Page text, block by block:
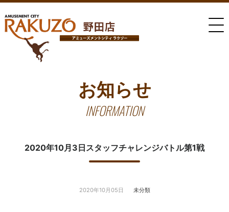
お知らせ
INFORMATION
2020年10月3日スタッフチャレンジバトル第1戦
2020年10月05日 未分類